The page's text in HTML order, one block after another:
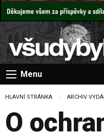
Menu
HLAVNÍ STRÁNKA ARCHIV
O